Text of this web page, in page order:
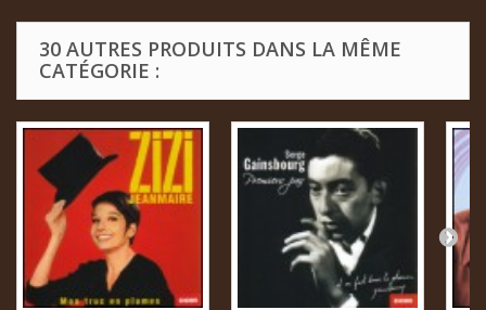
30 AUTRES PRODUITS DANS LA MÊME
CATÉGORIE :